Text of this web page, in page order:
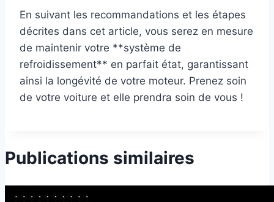
En suivant les recommandations et les étapes
décrites dans cet article, vous serez en mesure
de maintenir votre **système de
refroidissement** en parfait état, garantissant
ainsi la longévité de votre moteur. Prenez soin
de votre voiture et elle prendra soin de vous !
Publications similaires